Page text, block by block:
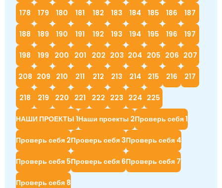
178 179 180 181 182 183 184 185 186 187
188 189 190 191 192 193 194 195 196 197
198 199 200 201 202 203 204 205 206 207
208 209 210 211 212 213 214 215 216 217
218 219 220 221 222 223 224 225
НАШИ ПРОЕКТЫ 1Наши проекты 2Проверь себя 1
Проверь себя 2Проверь себя 3Проверь себя 4
Проверь себя 5Проверь себя 6Проверь себя 7
Проверь себя 8